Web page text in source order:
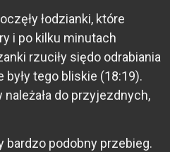
łodzianki, które
i po kilku minutach
rzuciły siędo odrabiania
tego bliskie (18:19).
do przyjezdnych,
bardzo podobny przebieg.